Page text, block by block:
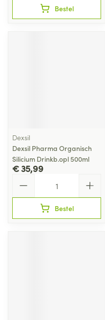
Bestel
Dexsil
Dexsil Pharma Organisch
Silicium Drinkb.opl 500ml
€ 35,99
Bestel